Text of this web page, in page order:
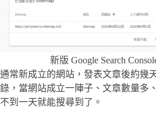
新版 Google Search
通常新成立的網站，發表文章後約幾
錄，當網站成立一陣子、文章數量多
不到一天就能搜尋到了。